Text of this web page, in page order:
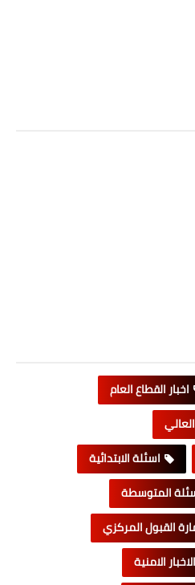
اخبار القطاع العام
اسئلة الابتدائية
المتوسطة
القبول المركزي
الاخبار الامنية